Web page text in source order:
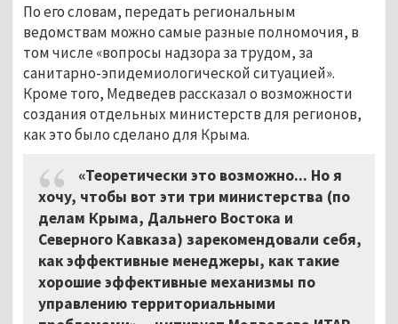
По его словам, передать региональным
ведомствам можно самые разные полномочия, в
том числе «вопросы надзора за трудом, за
санитарно-эпидемиологической ситуацией».
Кроме того, Медведев рассказал о возможности
создания отдельных министерств для регионов,
как это было сделано для Крыма.
«Теоретически это возможно... Но я
хочу, чтобы вот эти три министерства (по
делам Крыма, Дальнего Востока и
Северного Кавказа) зарекомендовали себя,
как эффективные менеджеры, как такие
хорошие эффективные механизмы по
управлению территориальными